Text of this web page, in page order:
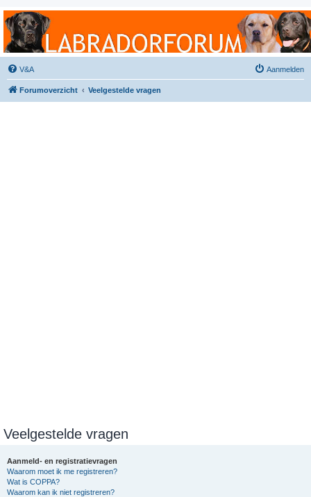
Labradorforum
Het gezelligste Labradorforum van Nederland en België!
V&A Aanmelden
Forumoverzicht Veelgestelde vragen
Veelgestelde vragen
Aanmeld- en registratievragen
Waarom moet ik me registreren?
Wat is COPPA?
Waarom kan ik niet registreren?